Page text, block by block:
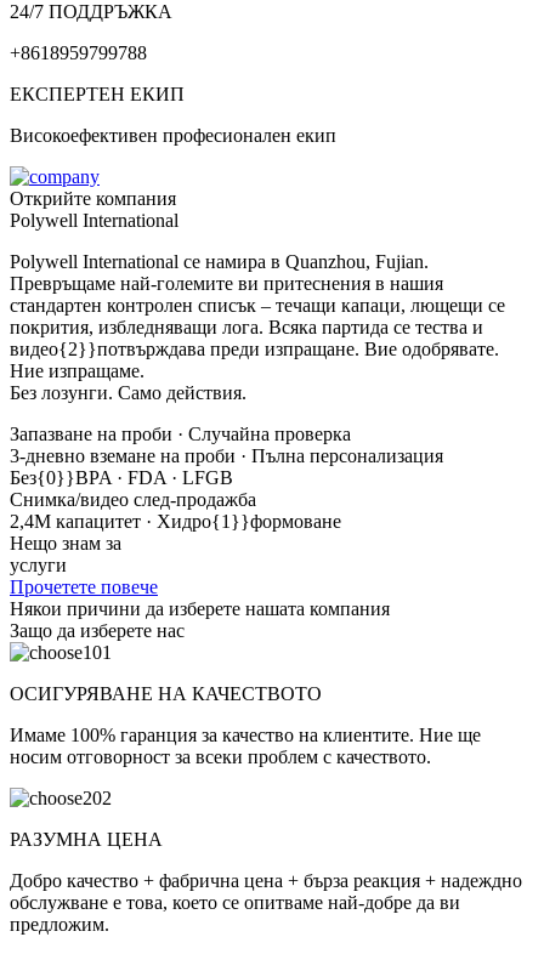
24/7 ПОДДРЪЖКА
+8618959799788
ЕКСПЕРТЕН ЕКИП
Високоефективен професионален екип
Открийте компания
Polywell International
Polywell International се намира в Quanzhou, Fujian.
Превръщаме най-големите ви притеснения в нашия
стандартен контролен списък – течащи капаци, лющещи се
покрития, избледняващи лога. Всяка партида се тества и
видео{2}}потвърждава преди изпращане. Вие одобрявате.
Ние изпращаме.
Без лозунги. Само действия.
Запазване на проби · Случайна проверка
3-дневно вземане на проби · Пълна персонализация
Без{0}}BPA · FDA · LFGB
Снимка/видео след-продажба
2,4M капацитет · Хидро{1}}формоване
Нещо знам за
услуги
Прочетете повече
Някои причини да изберете нашата компания
Защо да изберете нас
01
ОСИГУРЯВАНЕ НА КАЧЕСТВОТО
Имаме 100% гаранция за качество на клиентите. Ние ще
носим отговорност за всеки проблем с качеството.
02
РАЗУМНА ЦЕНА
Добро качество + фабрична цена + бърза реакция + надеждно
обслужване е това, което се опитваме най-добре да ви
предложим.